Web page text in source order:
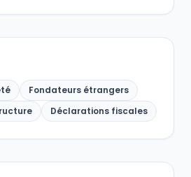
Fondateurs étrangers
Déclarations fiscales